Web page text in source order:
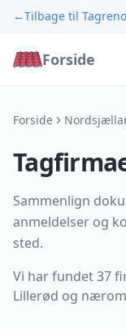
←Tilbage til
Forside
Forside
Sammenlign
anmeldelser og
sted.
Vi har fundet37
Lillerød og